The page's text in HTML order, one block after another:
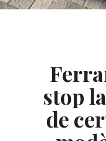
stop
de